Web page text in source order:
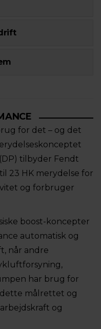
for det – og det
tilbyder Fendt
23 HK merydelse for
og forbruger
boost-koncepter
automatisk og
når andre
har brug for
dette målrettet og
og